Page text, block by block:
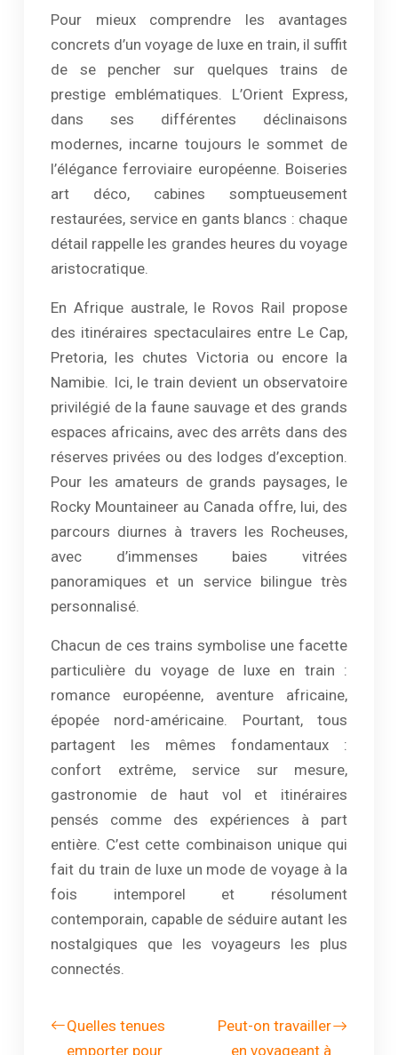
Pour mieux comprendre les avantages
concrets d’un voyage de luxe en train, il suffit
de se pencher sur quelques trains de
prestige emblématiques. L’Orient Express,
dans ses différentes déclinaisons
modernes, incarne toujours le sommet de
l’élégance ferroviaire européenne. Boiseries
art déco, cabines somptueusement
restaurées, service en gants blancs : chaque
détail rappelle les grandes heures du voyage
aristocratique.
En Afrique australe, le Rovos Rail propose
des itinéraires spectaculaires entre Le Cap,
Pretoria, les chutes Victoria ou encore la
Namibie. Ici, le train devient un observatoire
privilégié de la faune sauvage et des grands
espaces africains, avec des arrêts dans des
réserves privées ou des lodges d’exception.
Pour les amateurs de grands paysages, le
Rocky Mountaineer au Canada offre, lui, des
parcours diurnes à travers les Rocheuses,
avec d’immenses baies vitrées
panoramiques et un service bilingue très
personnalisé.
Chacun de ces trains symbolise une facette
particulière du voyage de luxe en train :
romance européenne, aventure africaine,
épopée nord-américaine. Pourtant, tous
partagent les mêmes fondamentaux :
confort extrême, service sur mesure,
gastronomie de haut vol et itinéraires
pensés comme des expériences à part
entière. C’est cette combinaison unique qui
fait du train de luxe un mode de voyage à la
fois intemporel et résolument
contemporain, capable de séduire autant les
nostalgiques que les voyageurs les plus
connectés.
Quelles tenues
emporter pour
Peut-on travailler
en voyageant à